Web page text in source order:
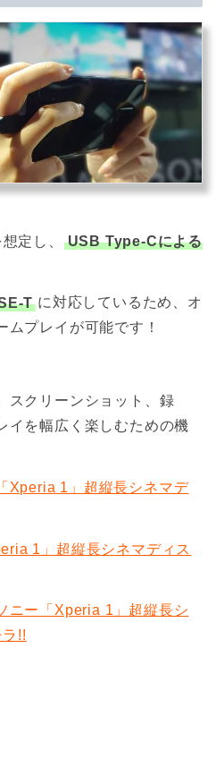
定し、
USB Type-Cによる
T に対応しているため、オ
ムプレイが可能です！
スクリーンショット、録
イを幅広く楽しむための機
Xperia 1」超縦長シネマデ
1」超縦長シネマディス
ニー「Xperia 1」超縦長シ
!!